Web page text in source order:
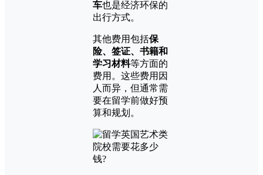
车也是经济环保的
出行方式。
其他费用包括保
险、签证、书籍和
学习材料等方面的
费用。这些费用因
人而异，但通常需
要在留学前做好预
算和规划。